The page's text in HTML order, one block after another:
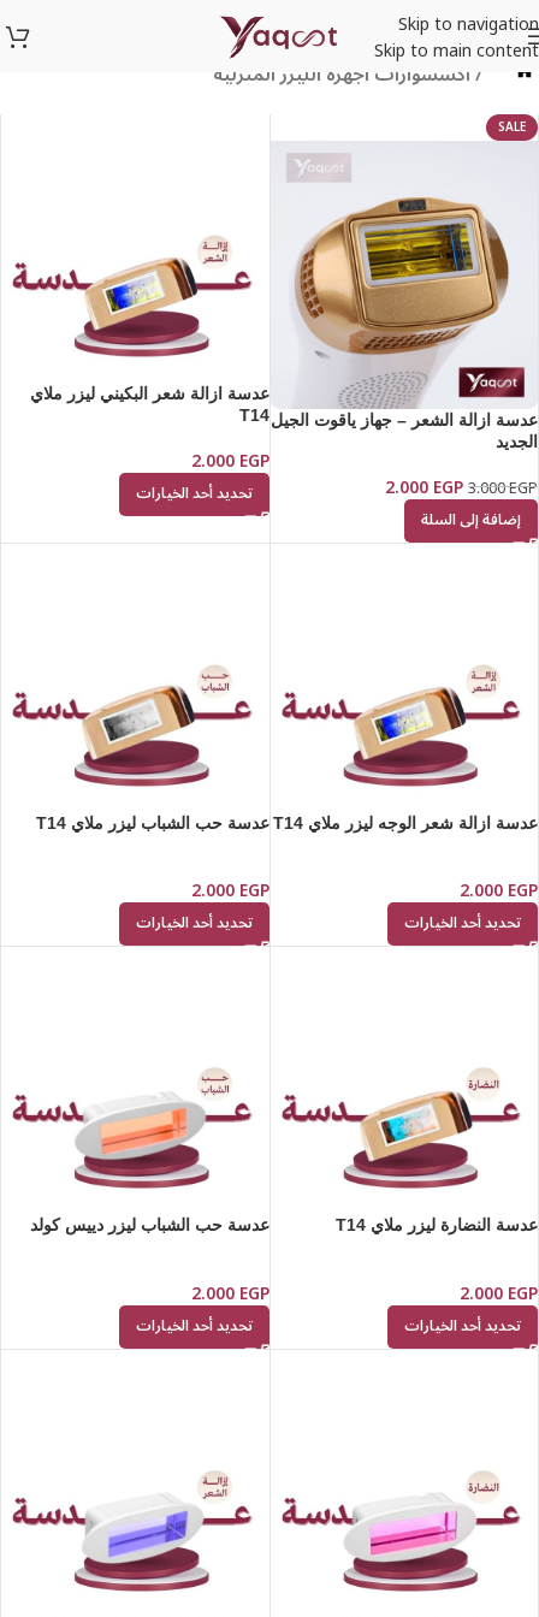
Skip to navigation
Skip to main content
/اكسسوارات أجهزة الليزر المنزلية
SALE
عدسة ازالة الشعر – جهاز ياقوت الجيل
الجديد
3.000EGP
2.000EGP
إضافة إلى السلة
عدسة ازالة شعر البكيني ليزر ملاي
T14
2.000EGP
تحديد أحد الخيارات
عدسة ازالة شعر الوجه ليزر ملاي T14
2.000EGP
تحديد أحد الخيارات
عدسة حب الشباب ليزر ملاي T14
2.000EGP
تحديد أحد الخيارات
عدسة النضارة ليزر ملاي T14
2.000EGP
تحديد أحد الخيارات
عدسة حب الشباب ليزر دييس كولد
2.000EGP
تحديد أحد الخيارات